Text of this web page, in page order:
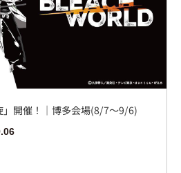
」開催！｜博多会場(8/7～9/6)